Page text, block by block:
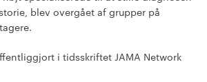
blev overgået af grupper på
i tidsskriftet JAMA Network